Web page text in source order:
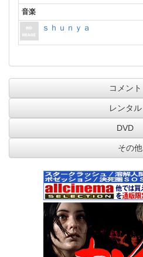
音楽
ｓｈｕｎｙａ
コメント
レンタル
DVD
その他